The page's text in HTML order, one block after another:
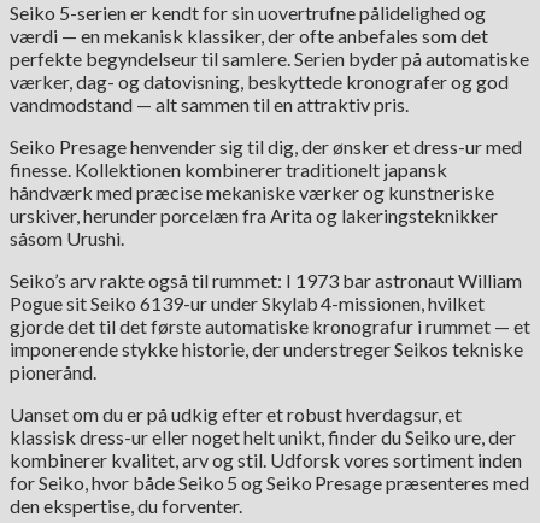
Seiko 5-serien er kendt for sin uovertrufne pålidelighed og
værdi — en mekanisk klassiker, der ofte anbefales som det
perfekte begyndelseur til samlere. Serien byder på automatiske
værker, dag- og datovisning, beskyttede kronografer og god
vandmodstand — alt sammen til en attraktiv pris.
Seiko Presage henvender sig til dig, der ønsker et dress-ur med
finesse. Kollektionen kombinerer traditionelt japansk
håndværk med præcise mekaniske værker og kunstneriske
urskiver, herunder porcelæn fra Arita og lakeringsteknikker
såsom Urushi.
Seiko’s arv rakte også til rummet: I 1973 bar astronaut William
Pogue sit Seiko 6139-ur under Skylab 4-missionen, hvilket
gjorde det til det første automatiske kronografur i rummet — et
imponerende stykke historie, der understreger Seikos tekniske
pionerånd.
Uanset om du er på udkig efter et robust hverdagsur, et
klassisk dress-ur eller noget helt unikt, finder du Seiko ure, der
kombinerer kvalitet, arv og stil. Udforsk vores sortiment inden
for Seiko, hvor både Seiko 5 og Seiko Presage præsenteres med
den ekspertise, du forventer.